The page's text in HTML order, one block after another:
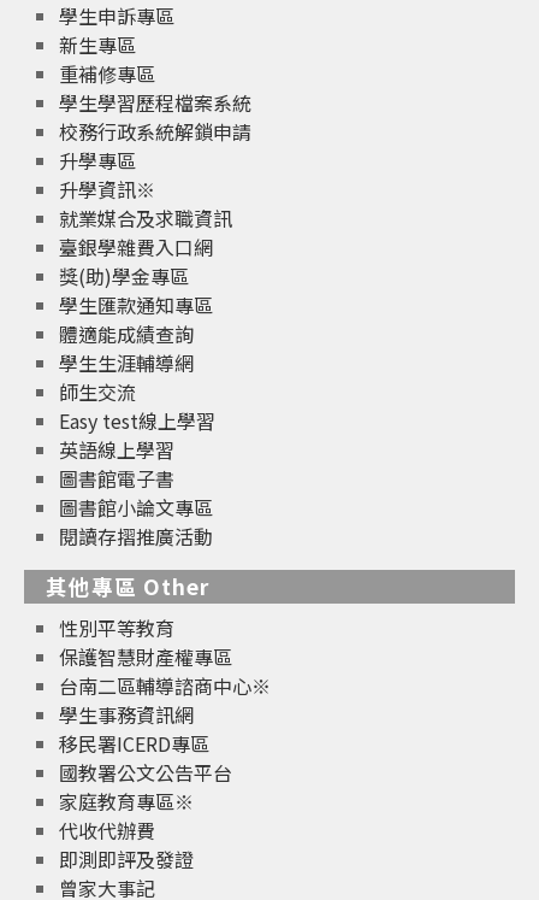
學生申訴專區
新生專區
重補修專區
學生學習歷程檔案系統
校務行政系統解鎖申請
升學專區
升學資訊※
就業媒合及求職資訊
臺銀學雜費入口網
獎(助)學金專區
學生匯款通知專區
體適能成績查詢
學生生涯輔導網
師生交流
Easy test線上學習
英語線上學習
圖書館電子書
圖書館小論文專區
閱讀存摺推廣活動
其他專區 Other
性別平等教育
保護智慧財產權專區
台南二區輔導諮商中心※
學生事務資訊網
移民署ICERD專區
國教署公文公告平台
家庭教育專區※
代收代辦費
即測即評及發證
曾家大事記